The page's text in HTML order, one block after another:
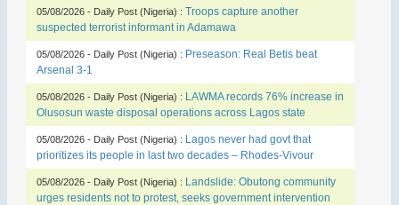
05/08/2026 - Daily Post (Nigeria) : Troops capture another
suspected terrorist informant in Adamawa
05/08/2026 - Daily Post (Nigeria) : Preseason: Real Betis beat
Arsenal 3-1
05/08/2026 - Daily Post (Nigeria) : LAWMA records 76% increase in
Olusosun waste disposal operations across Lagos state
05/08/2026 - Daily Post (Nigeria) : Lagos never had govt that
prioritizes its people in last two decades – Rhodes-Vivour
05/08/2026 - Daily Post (Nigeria) : Landslide: Obutong community
urges residents not to protest, seeks government intervention